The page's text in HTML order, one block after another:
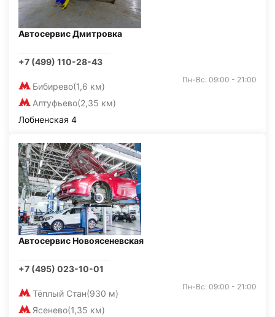
Автосервис Дмитровка
+7 (499) 110-28-43
Бибирево(1,6 км)
Алтуфьево(2,35 км)
Пн-Вс: 09:00 - 21:00
Лобненская 4
Автосервис Новоясеневская
+7 (495) 023-10-01
Тёплый Стан(930 м)
Ясенево(1,35 км)
Пн-Вс: 09:00 - 21:00